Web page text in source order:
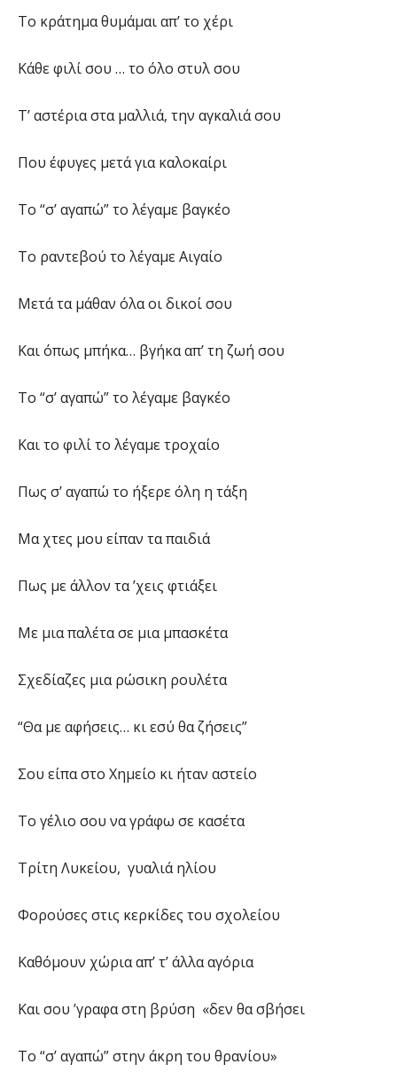
Το κράτημα θυμάμαι απ’ το χέρι
Κάθε φιλί σου … το όλο στυλ σου
Τ’ αστέρια στα μαλλιά, την αγκαλιά σου
Που έφυγες μετά για καλοκαίρι
Το “σ’ αγαπώ” το λέγαμε βαγκέο
Το ραντεβού το λέγαμε Αιγαίο
Μετά τα μάθαν όλα οι δικοί σου
Και όπως μπήκα… βγήκα απ’ τη ζωή σου
Το “σ’ αγαπώ” το λέγαμε βαγκέο
Και το φιλί το λέγαμε τροχαίο
Πως σ’ αγαπώ το ήξερε όλη η τάξη
Μα χτες μου είπαν τα παιδιά
Πως με άλλον τα ’χεις φτιάξει
Με μια παλέτα σε μια μπασκέτα
Σχεδίαζες μια ρώσικη ρουλέτα
“Θα με αφήσεις… κι εσύ θα ζήσεις”
Σου είπα στο Χημείο κι ήταν αστείο
Το γέλιο σου να γράφω σε κασέτα
Τρίτη Λυκείου, γυαλιά ηλίου
Φορούσες στις κερκίδες του σχολείου
Καθόμουν χώρια απ’ τ’ άλλα αγόρια
Και σου ’γραφα στη βρύση «δεν θα σβήσει
Το “σ’ αγαπώ” στην άκρη του θρανίου»